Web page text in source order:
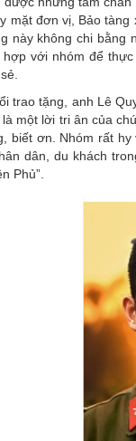
mặt đơn vị, Bảo
này không chi bằng
với nhóm để
trao tặng, anh Lê
một lời tri ân của
biết ơn. Nhóm rất
dân, du khách
Phủ”.